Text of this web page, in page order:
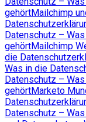
gehörtMailchimp
Datenschutz –
gehörtMailchimp
die
Was in die
Datenschutz –
gehörtMarketo
Datenschutz –